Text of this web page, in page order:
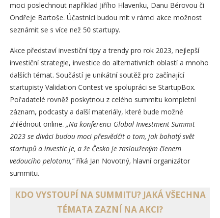
moci poslechnout například Jiřího Hlavenku, Danu Bérovou či
Ondřeje Bartoše. Účastníci budou mít v rámci akce možnost
seznámit se s více než 50 startupy.
Akce představí investiční tipy a trendy pro rok 2023, nejlepší
investiční strategie, investice do alternativních oblastí a mnoho
dalších témat. Součástí je unikátní soutěž pro začínající
startupisty Validation Contest ve spolupráci se StartupBox.
Pořadatelé rovněž poskytnou z celého summitu kompletní
záznam, podcasty a další materiály, které bude možné
zhlédnout online. „Na konferenci Global Investment Summit
2023 se diváci budou moci přesvědčit o tom, jak bohatý svět
startupů a investic je, a že Česko je zaslouženým členem
vedoucího pelotonu,“ říká Jan Novotný, hlavní organizátor
summitu.
KDO VYSTOUPÍ NA SUMMITU? JAKÁ VŠECHNA
TÉMATA ZAZNÍ NA AKCI?